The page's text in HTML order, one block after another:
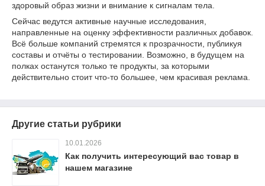
здоровый образ жизни и внимание к сигналам тела.
Сейчас ведутся активные научные исследования,
направленные на оценку эффективности различных добавок.
Всё больше компаний стремятся к прозрачности, публикуя
составы и отчёты о тестировании. Возможно, в будущем на
полках останутся только те продукты, за которыми
действительно стоит что-то большее, чем красивая реклама.
Другие статьи рубрики
10.01.2026
Как получить интересующий вас товар в
нашем магазине